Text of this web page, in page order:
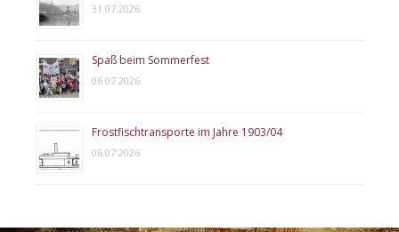
31.07.2026
Spaß beim Sommerfest
06.07.2026
Frostfischtransporte im Jahre 1903/04
06.07.2026